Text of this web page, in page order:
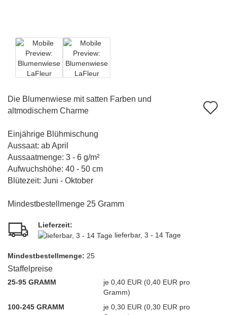
Die Blumenwiese mit satten Farben und
altmodischem Charme
Einjährige Blühmischung
Aussaat: ab April
Aussaatmenge: 3 - 6 g/m²
Aufwuchshöhe: 40 - 50 cm
Blütezeit: Juni - Oktober
Mindestbestellmenge 25 Gramm
Lieferzeit:
lieferbar, 3 - 14 Tage
Mindest­bestellmenge: 25
Staffelpreise
25-95 GRAMM
je 0,40 EUR (0,40 EUR pro
Gramm)
100-245 GRAMM
je 0,30 EUR (0,30 EUR pro